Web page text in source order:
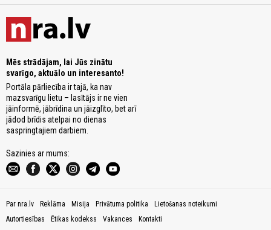
Mēs strādājam, lai Jūs zinātu
svarīgo, aktuālo un interesanto!
Portāla pārliecība ir tajā, ka nav
mazsvarīgu lietu – lasītājs ir ne vien
jāinformē, jābrīdina un jāizglīto, bet arī
jādod brīdis atelpai no dienas
saspringtajiem darbiem.
Sazinies ar mums:
Par nra.lv Reklāma Misija Privātuma politika
Lietošanas noteikumi
Autortiesības
Ētikas kodekss Vakances Kontakti